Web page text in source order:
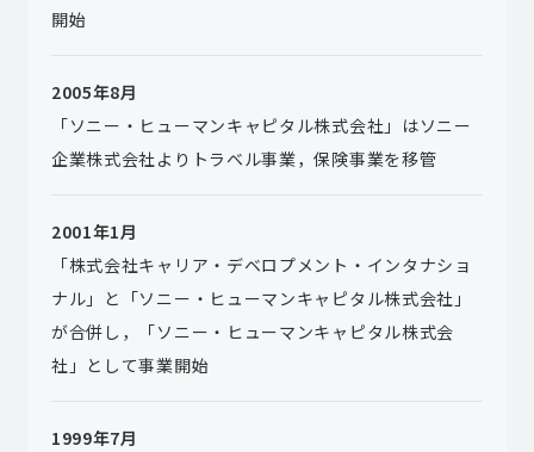
開始
2005年8月
「ソニー・ヒューマンキャピタル株式会社」はソニー
企業株式会社よりトラベル事業，保険事業を移管
2001年1月
「株式会社キャリア・デベロプメント・インタナショ
ナル」と「ソニー・ヒューマンキャピタル株式会社」
が合併し，「ソニー・ヒューマンキャピタル株式会
社」として事業開始
1999年7月